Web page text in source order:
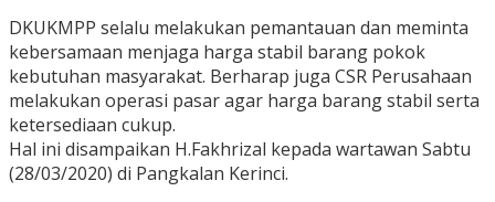
DKUKMPP selalu melakukan pemantauan dan meminta
kebersamaan menjaga harga stabil barang pokok
kebutuhan masyarakat. Berharap juga CSR Perusahaan
melakukan operasi pasar agar harga barang stabil serta
ketersediaan cukup.
Hal ini disampaikan H.Fakhrizal kepada wartawan Sabtu
(28/03/2020) di Pangkalan Kerinci.